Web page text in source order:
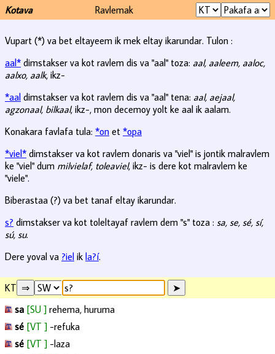
Kotava Ravlemak
Vupart (*) va bet eltayeem ik mek eltay ikarundar. Tulon :
aal* dimstakser va kot ravlem dis va "aal" toza: aal, aaleem, aaloc,
aalxo, aalk, ikz-
*aal dimstakser va kot ravlem dis va "aal" tena: aal, aejaal,
agzonaal, bilkaal, ikz-, mon decemoy yolt ke aal ik aalam.
Konakara favlafa tula: *on et *opa
*viel* dimstakser va kot ravlem donaris va "viel" is jontik malravlem
ke "viel" dum milvielaf, toleaviel, ikz- is dere kot malravlem ke
"viele".
Biberastaa (?) va bet tanaf eltay ikarundar.
s? dimstakser va kot toleltayaf ravlem dem "s" toza : sa, se, sé, sí,
sú, su.
Dere yoval va ?iel ik la?í.
KT
sa [SU ] rehema, huruma
sé [VT ] -refuka
sé [VT ] -laza